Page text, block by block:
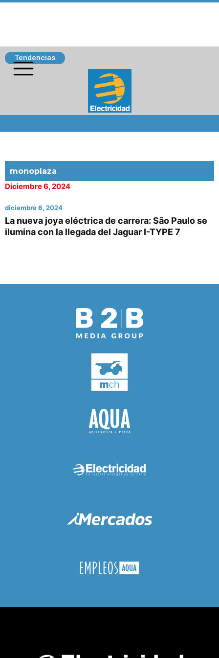
Tendencias
monoplaza
Diciembre 6, 2024
diciembre 6, 2024
La nueva joya eléctrica de carrera: São Paulo se
ilumina con la llegada del Jaguar I-TYPE 7